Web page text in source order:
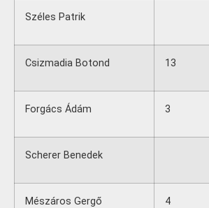
Széles Patrik
Csizmadia Botond 13
Forgács Ádám 3
Scherer Benedek
Mészáros Gergő 4